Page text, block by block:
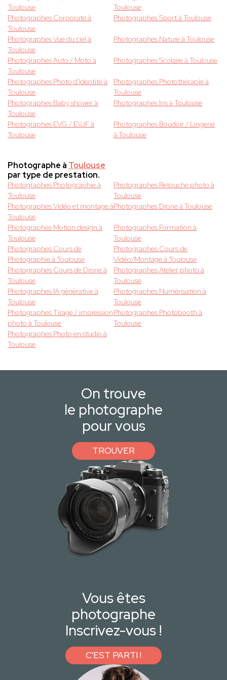
Toulouse
Toulouse
Photographes Corporate à
Toulouse
Photographes Sport à Toulouse
Photographes Vue du ciel à
Toulouse
Photographes Nature à Toulouse
Photographes Auto / Moto à
Toulouse
Photographes Scolaire à Toulouse
Photographes Photo d'identité à
Toulouse
Photographes Photothérapie à
Toulouse
Photographes Baby shower à
Toulouse
Photographes Iris à Toulouse
Photographes EVG / EVJF à
Toulouse
Photographes Boudoir / Lingerie
à Toulouse
Photographe à Toulouse
par type de prestation.
Photographes Photographie à
Toulouse
Photographes Retouche photo à
Toulouse
Photographes Vidéo et montage à
Toulouse
Photographes Drone à Toulouse
Photographes Motion design à
Toulouse
Photographes Formation à
Toulouse
Photographes Cours de
Photographie à Toulouse
Photographes Cours de
Vidéo/Montage à Toulouse
Photographes Cours de Drone à
Toulouse
Photographes Atelier photo à
Toulouse
Photographes IA générative à
Toulouse
Photographes Numérisation à
Toulouse
Photographes Tirage / impression
photo à Toulouse
Photographes Photobooth à
Toulouse
Photographes Photo en studio à
Toulouse
On trouve
le photographe
pour vous
TROUVER
Vous êtes
photographe
Inscrivez-vous !
C'EST PARTI !